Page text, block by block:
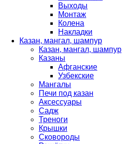
Выходы
Монтаж
Колена
Накладки
Казан, мангал, шампур
Казан, мангал, шампур
Казаны
Афганские
Узбекские
Мангалы
Печи под казан
Аксессуары
Садж
Треноги
Крышки
Сковороды